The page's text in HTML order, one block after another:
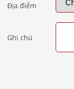
Địa điểm
Ghi chú